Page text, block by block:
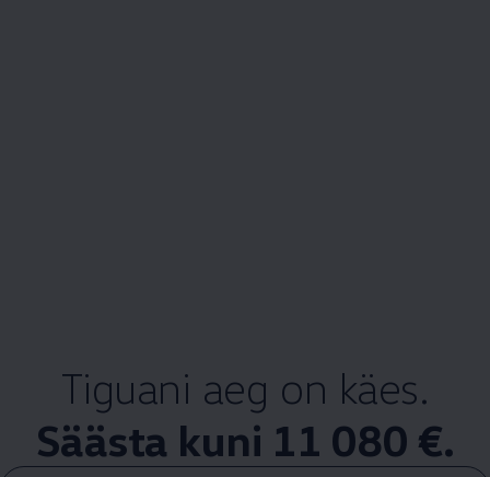
Tiguani aeg on käes.
Säästa kuni 11 080 €.